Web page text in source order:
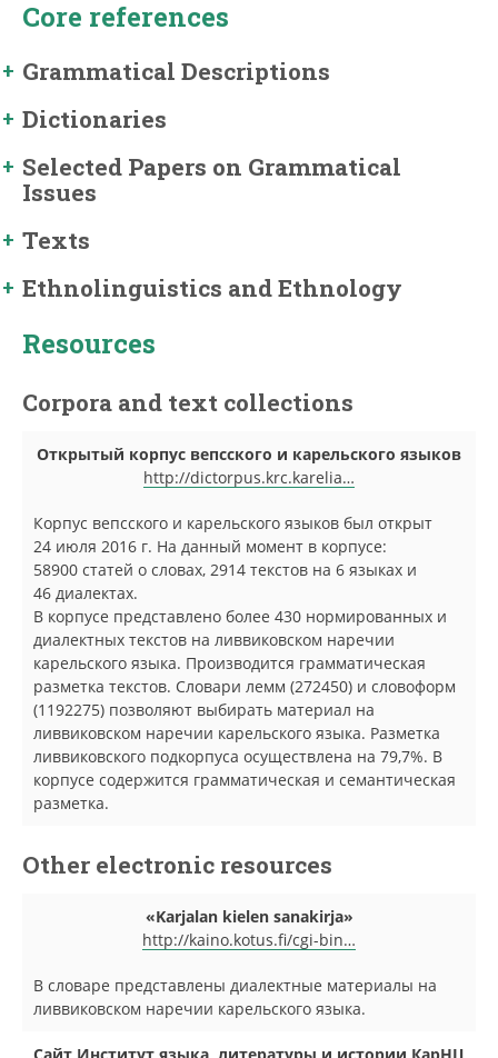
Core references
Grammatical Descriptions
Dictionaries
Selected Papers on Grammatical
Issues
Texts
Ethnolinguistics and Ethnology
Resources
Corpora and text collections
Открытый корпус вепсского и карельского языков
http://dictorpus.krc.karelia…
Корпус вепсского и карельского языков был открыт
24 июля 2016 г. На данный момент в корпусе:
58900 статей о словах, 2914 текстов на 6 языках и
46 диалектах.
В корпусе представлено более 430 нормированных и
диалектных текстов на ливвиковском наречии
карельского языка. Производится грамматическая
разметка текстов. Словари лемм (272450) и словоформ
(1192275) позволяют выбирать материал на
ливвиковском наречии карельского языка. Разметка
ливвиковского подкорпуса осуществлена на 79,7%. В
корпусе содержится грамматическая и семантическая
разметка.
Other electronic resources
«Karjalan kielen sanakirja»
http://kaino.kotus.fi/cgi-bin…
В словаре представлены диалектные материалы на
ливвиковском наречии карельского языка.